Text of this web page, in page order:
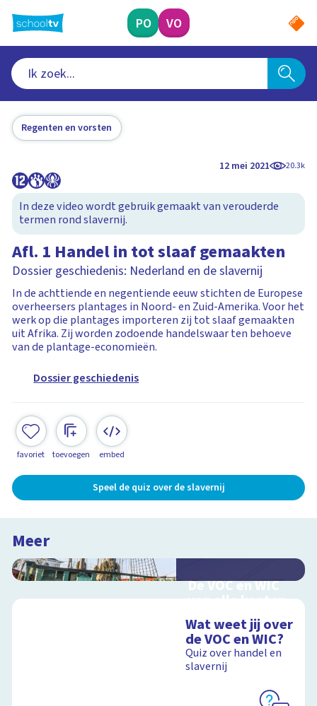
naar
hoofdinhoud
PO VO
Regenten en vorsten
12 mei 2021 20.3k
In deze video wordt gebruik gemaakt van verouderde
termen rond slavernij.
Afl. 1 Handel in tot slaaf gemaakten
Dossier geschiedenis: Nederland en de slavernij
In de achttiende en negentiende eeuw stichten de Europese
overheersers plantages in Noord- en Zuid-Amerika. Voor het
werk op die plantages importeren zij tot slaaf gemaakten
uit Afrika. Zij worden zodoende handelswaar ten behoeve
van de plantage-economieën.
Dossier geschiedenis
favoriet toevoegen embed
Speel de quiz over de slavernij
Meer
De VOC en WIC
van alle kanten
over zee
Wat weet jij over
de VOC en WIC?
Quiz over handel en
slavernij